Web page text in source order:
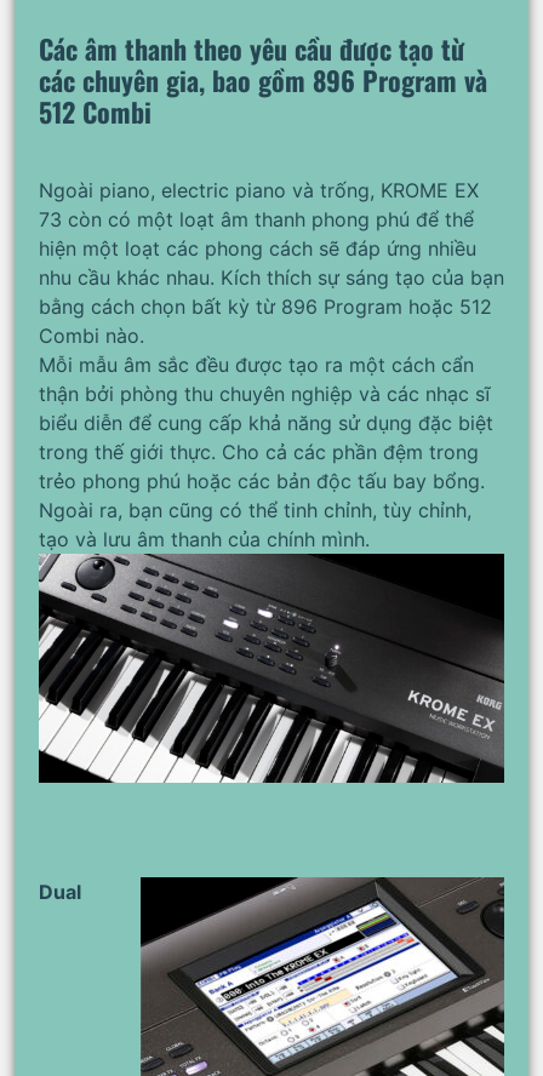
Các âm thanh theo yêu cầu được tạo từ
các chuyên gia, bao gồm 896 Program và
512 Combi
Ngoài piano, electric piano và trống, KROME EX
73 còn có một loạt âm thanh phong phú để thể
hiện một loạt các phong cách sẽ đáp ứng nhiều
nhu cầu khác nhau. Kích thích sự sáng tạo của bạn
bằng cách chọn bất kỳ từ 896 Program hoặc 512
Combi nào.
Mỗi mẫu âm sắc đều được tạo ra một cách cẩn
thận bởi phòng thu chuyên nghiệp và các nhạc sĩ
biểu diễn để cung cấp khả năng sử dụng đặc biệt
trong thế giới thực. Cho cả các phần đệm trong
trẻo phong phú hoặc các bản độc tấu bay bổng.
Ngoài ra, bạn cũng có thể tinh chỉnh, tùy chỉnh,
tạo và lưu âm thanh của chính mình.
Dual